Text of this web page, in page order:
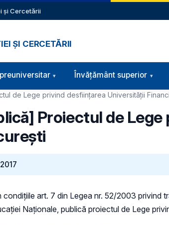
și Cercetării
ȘI CERCETĂRII
Învățământ superior
de Lege privind desfiinţarea Universității
Proiectul de
art. 7 din Legea nr. 52/2003 privind
Naţionale, publică proiectul de Lege